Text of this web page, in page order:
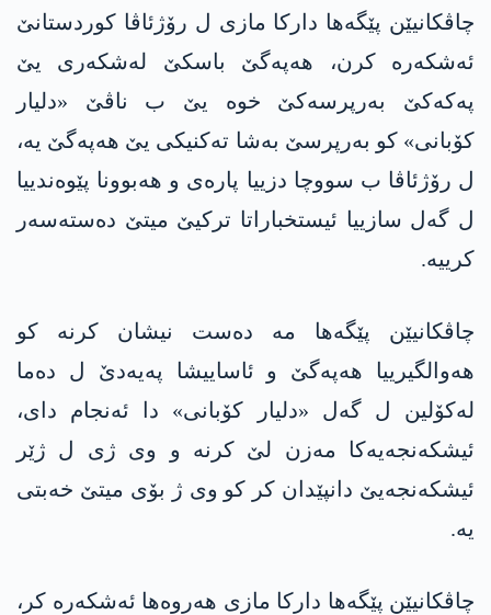
چاڤكانیێن پێگه‌ها داركا مازی ل رۆژئاڤا كوردستانێ
ئه‌شكه‌ره‌ كرن، هه‌په‌گێ باسكێ له‌شكه‌ری یێ
په‌كه‌كێ به‌رپرسه‌كێ خوه‌ یێ ب ناڤێ «دلیار
كۆبانی» كو به‌رپرسێ به‌شا ته‌كنیكی یێ هه‌په‌گێ یه‌،
ل رۆژئاڤا ب سووچا دزییا پاره‌ی و هه‌بوونا پێوه‌ندییا
ل گه‌ل سازییا ئیستخباراتا تركیێ میتێ ده‌سته‌سه‌ر
كرییه‌.
چاڤكانیێن پێگه‌ها مه‌ ده‌ست نیشان كرنه‌ كو
هه‌والگیرییا هه‌په‌گێ و ئاساییشا په‌یه‌دێ ل ده‌ما
له‌كۆلین ل گه‌ل «دلیار كۆبانی» دا‌ ئه‌نجام دای،
ئیشكه‌نجه‌یه‌كا‌ مه‌زن لێ كرنه‌ و وی ژی ل ژێر
ئیشكه‌نجه‌یێ دانپێدان كر كو وی ژ بۆی میتێ خه‌بتی
یه‌.
چاڤكانیێن پێگه‌ها داركا مازی هه‌روه‌ها ئه‌شكه‌ره‌ كر،